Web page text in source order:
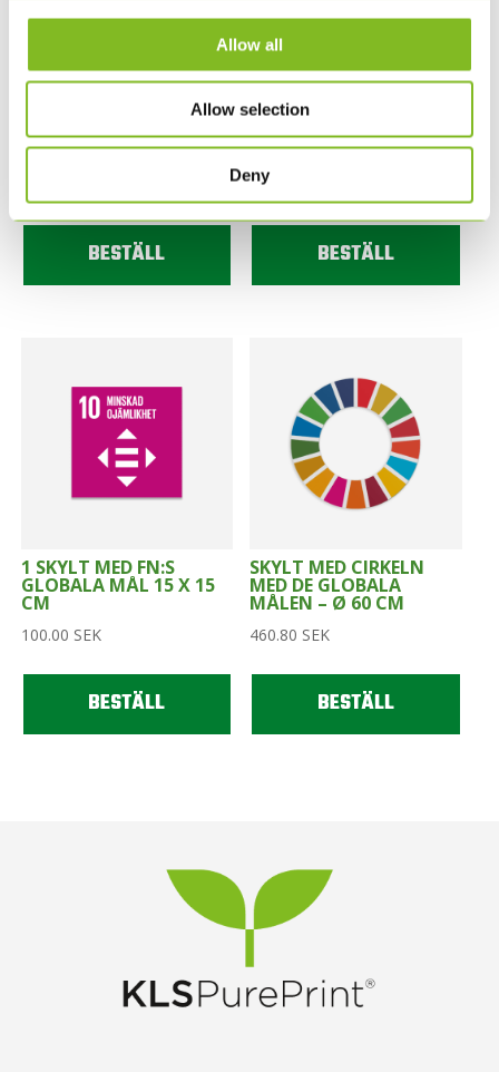
Allow all
Allow selection
Deny
17 SKYLTAR MED FN:S
GLOBALA MÅL 30 X 30
CM
BESTÄLL
1 SKYLT MED FN:S
GLOBALA MÅL 30 X 30
CM
270.00
BESTÄLL
1 SKYLT MED FN:S
GLOBALA MÅL 15 X 15
CM
100.00 SEK
BESTÄLL
SKYLT MED CIRKELN
MED DE GLOBALA
MÅLEN – Ø 60 CM
460.80 SEK
BESTÄLL